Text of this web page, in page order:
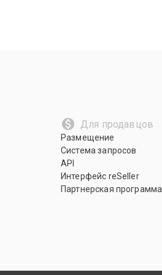
Для продавцов
Размещение
Система запросов
API
Интерфейс reSeller
Партнерская программа